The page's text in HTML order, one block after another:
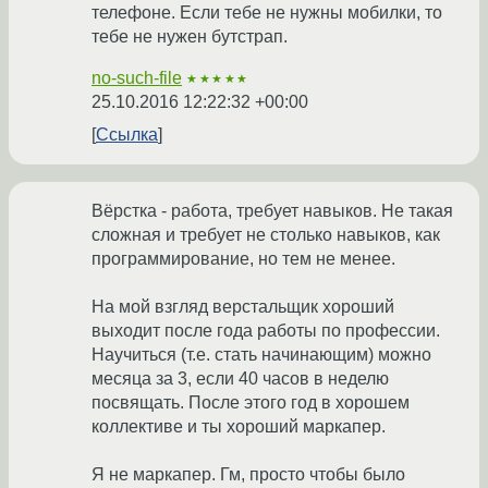
телефоне. Если тебе не нужны мобилки, то
тебе не нужен бутстрап.
no-such-file ★★★★★
25.10.2016 12:22:32 +00:00
Ссылка
Вёрстка - работа, требует навыков. Не такая
сложная и требует не столько навыков, как
программирование, но тем не менее.
На мой взгляд верстальщик хороший
выходит после года работы по профессии.
Научиться (т.е. стать начинающим) можно
месяца за 3, если 40 часов в неделю
посвящать. После этого год в хорошем
коллективе и ты хороший маркапер.
Я не маркапер. Гм, просто чтобы было